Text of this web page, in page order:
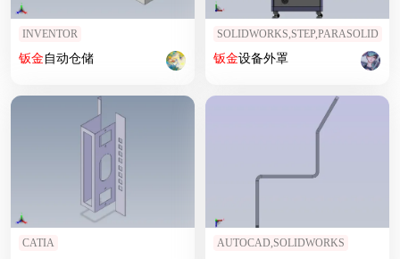
INVENTOR
钣金自动仓储
SOLIDWORKS,STEP,PARASOLID
钣金设备外罩
CATIA AUTOCAD,SOLIDWORKS